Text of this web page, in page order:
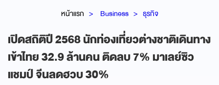
หน้าแรก Business ธุรกิจ
เปิดสถิติปี 2568 นักท่องเที่ยวต่างชาติเดินทาง
เข้าไทย 32.9 ล้านคน ติดลบ 7% มาเลย์ซิว
แชมป์ จีนลดฮวบ 30%